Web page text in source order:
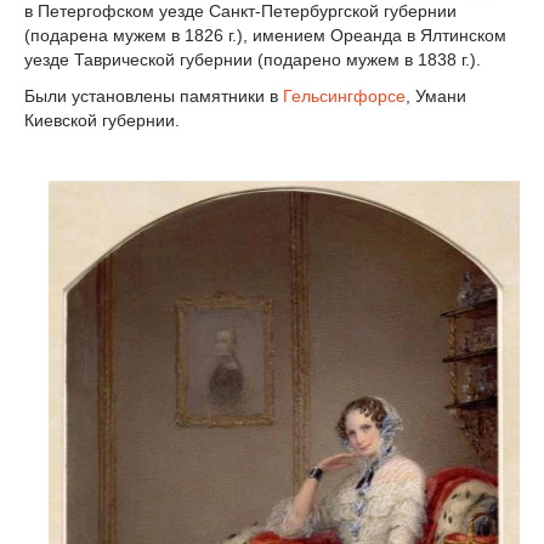
в Петергофском уезде Санкт-Петербургской губернии
(подарена мужем в 1826 г.), имением Ореанда в Ялтинском
уезде Таврической губернии (подарено мужем в 1838 г.).
Были установлены памятники в Гельсингфорсе , Умани
Киевской губернии.